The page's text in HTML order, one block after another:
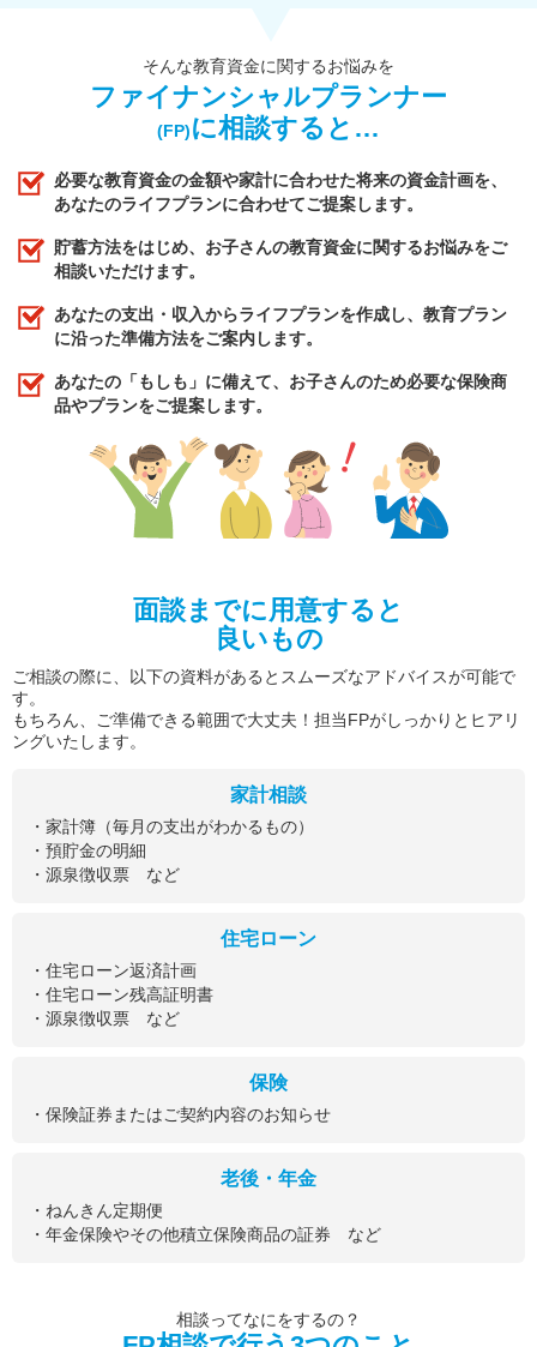
そんな教育資金に関するお悩みを
ファイナンシャルプランナー
(FP)に相談すると…
必要な教育資金の金額や家計に合わせた将来の資金計画を、
あなたのライフプランに合わせてご提案します。
貯蓄方法をはじめ、お子さんの教育資金に関するお悩みをご
相談いただけます。
あなたの支出・収入からライフプランを作成し、教育プラン
に沿った準備方法をご案内します。
あなたの「もしも」に備えて、お子さんのため必要な保険商
品やプランをご提案します。
面談までに用意すると
良いもの
ご相談の際に、以下の資料があるとスムーズなアドバイスが可能で
す。
もちろん、ご準備できる範囲で大丈夫！担当FPがしっかりとヒアリ
ングいたします。
家計相談
・家計簿（毎月の支出がわかるもの）
・預貯金の明細
・源泉徴収票 など
住宅ローン
・住宅ローン返済計画
・住宅ローン残高証明書
・源泉徴収票 など
保険
・保険証券またはご契約内容のお知らせ
老後・年金
・ねんきん定期便
・年金保険やその他積立保険商品の証券 など
相談ってなにをするの？